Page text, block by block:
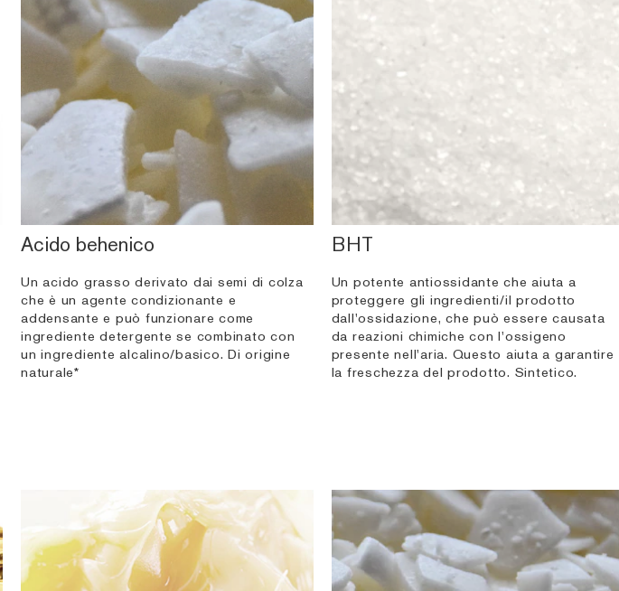
Acido behenico
Un acido grasso derivato dai semi di colza
che è un agente condizionante e
addensante e può funzionare come
ingrediente detergente se combinato con
un ingrediente alcalino/basico. Di origine
naturale*
BHT
Un potente antiossidante che aiuta a
proteggere gli ingredienti/il prodotto
dall'ossidazione, che può essere causata
da reazioni chimiche con l'ossigeno
presente nell'aria. Questo aiuta a garantire
la freschezza del prodotto. Sintetico.